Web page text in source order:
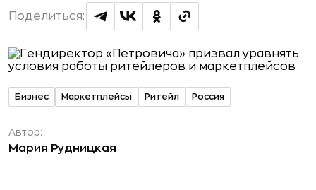
Поделиться:
Бизнес Маркетплейсы Ритейл Россия
Автор:
Мария Рудницкая